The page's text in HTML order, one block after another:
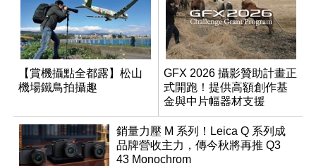
【賞機攝點全都露】松山
機場鐵鳥拍攝趣
GFX 2026 攝影贊助計畫正
式開跑！提供高額創作基
金與中片幅器材支援
銷量力壓 M 系列！Leica Q 系列成
品牌營收主力，傳今秋將再推 Q3
43 Monochrom